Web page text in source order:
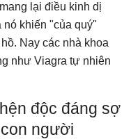
lại điều kinh dị
nó khiến "của quý"
Nay các nhà khoa
như Viagra tự nhiên
độc đáng sợ
người